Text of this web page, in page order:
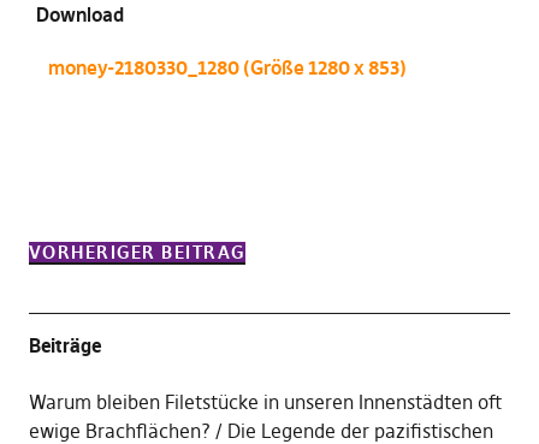
Download
money-2180330_1280 (Größe 1280 x 853)
VORHERIGER BEITRAG
Beiträge
Warum bleiben Filetstücke in unseren Innenstädten oft
ewige Brachflächen?
Die Legende der pazifistischen